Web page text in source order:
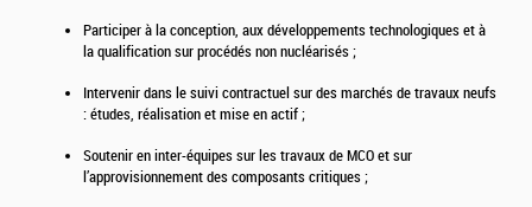
Participer à la conception, aux développements technologiques et à
la qualification sur procédés non nucléarisés ;
Intervenir dans le suivi contractuel sur des marchés de travaux neufs
: études, réalisation et mise en actif ;
Soutenir en inter-équipes sur les travaux de MCO et sur
l’approvisionnement des composants critiques ;